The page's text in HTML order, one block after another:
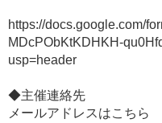
https://docs.google.com/
MDcPObKtKDHKH-
usp=header
◆主催連絡先
メールアドレスはこちら